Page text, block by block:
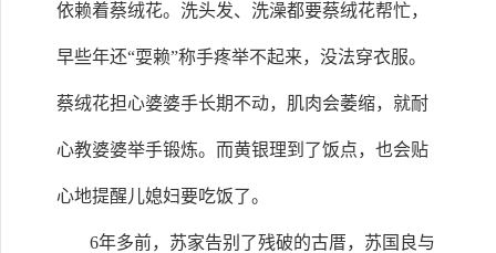
依赖着蔡绒花。洗头发、洗澡都要蔡绒花帮忙，
早些年还“耍赖”称手疼举不起来，没法穿衣服。
蔡绒花担心婆婆手长期不动，肌肉会萎缩，就耐
心教婆婆举手锻炼。而黄银理到了饭点，也会贴
心地提醒儿媳妇要吃饭了。
6年多前，苏家告别了残破的古厝，苏国良与